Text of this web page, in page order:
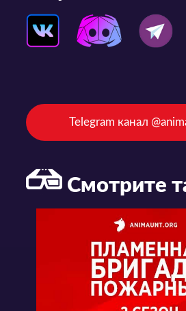
Telegram канал
Смотрите